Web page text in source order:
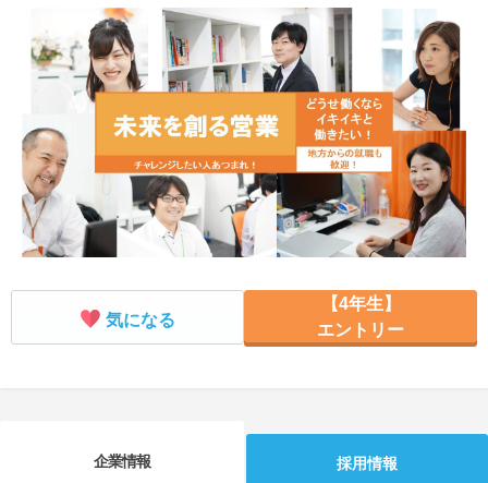
適職診断
あなたに合う仕事を診断！
就活チャンネル
動画で対策講座をチェック
就活ニュースペーパー
就活時事ニュースを更新
よくある質問
不明点があればこちら
気になる
【4年生】
エントリー
企業情報 採用情報